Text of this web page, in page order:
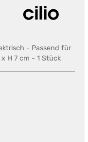
- Passend für
H 7 cm - 1 Stück